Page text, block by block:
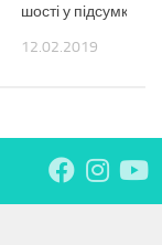
шості у підсумку
12.02.2019